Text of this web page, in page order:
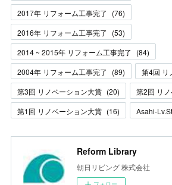
2017年 リフォーム工事完了
(76)
2016年 リフォーム工事完了
(53)
2014 ~ 2015年 リフォーム工事完了
(84)
2004年 リフォーム工事完了
(89) 第4回 リ
第3回 リノベーション大賞 (20) 第2回 リ
第1回 リノベーション大賞 (16) Asahi-
Reform Library
朝日リビング 株式会社